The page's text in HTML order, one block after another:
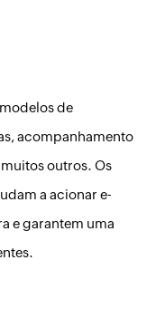
de
acompanhamento
outros. Os
a acionar e-
e garantem uma